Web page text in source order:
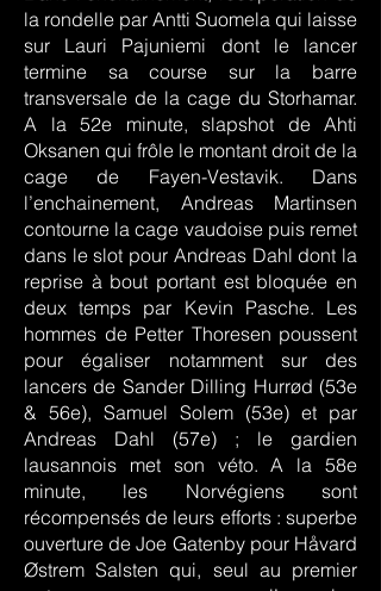
la rondelle par Antti Suomela qui laisse
sur Lauri Pajuniemi dont le lancer
termine sa course sur la barre
transversale de la cage du Storhamar.
A la 52e minute, slapshot de Ahti
Oksanen qui frôle le montant droit de la
cage de Fayen-Vestavik. Dans
l’enchainement, Andreas Martinsen
contourne la cage vaudoise puis remet
dans le slot pour Andreas Dahl dont la
reprise à bout portant est bloquée en
deux temps par Kevin Pasche. Les
hommes de Petter Thoresen poussent
pour égaliser notamment sur des
lancers de Sander Dilling Hurrød (53e
& 56e), Samuel Solem (53e) et par
Andreas Dahl (57e) ; le gardien
lausannois met son véto. A la 58e
minute, les Norvégiens sont
récompensés de leurs efforts : superbe
ouverture de Joe Gatenby pour Håvard
Østrem Salsten qui, seul au premier